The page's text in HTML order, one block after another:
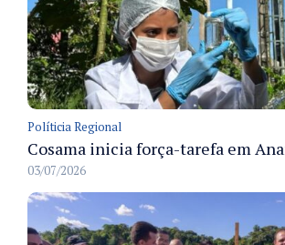
Políticia Regional
03/07/2026